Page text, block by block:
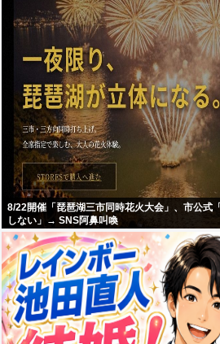
8/22開催「琵琶湖三市同時花火大会」、市公式
しない」→ SNS阿鼻叫喚